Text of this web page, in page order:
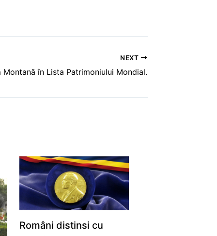
NEXT
Montană în Lista Patrimoniului Mondial.
Români distinsi cu